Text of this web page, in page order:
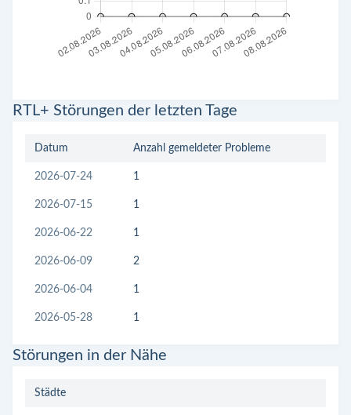
RTL+ Störungen der letzten Tage
Datum Anzahl gemeldeter Probleme
2026-07-24 1
2026-07-15 1
2026-06-22 1
2026-06-09 2
2026-06-04 1
2026-05-28 1
Störungen in der Nähe
Städte